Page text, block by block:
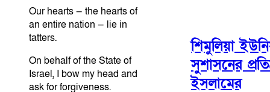
Our hearts — the hearts of
an entire nation — lie in
tatters.
On behalf of the State of
Israel, I bow my head and
ask for forgiveness.
শিমুলিয়া
সুশাসনের
ইসলামের